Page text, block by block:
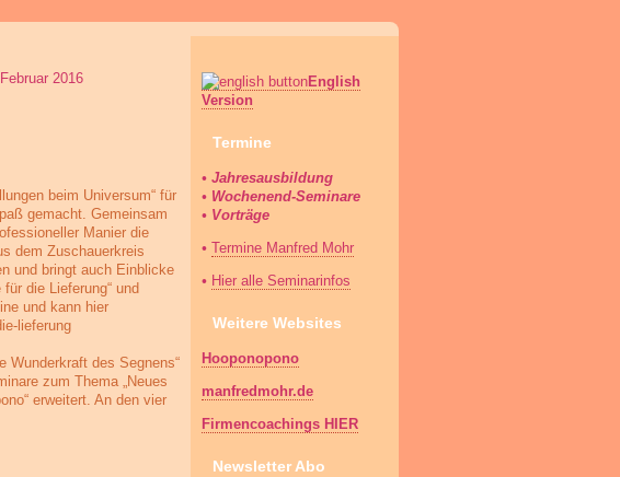
English
Version
Termine
• Jahresausbildung
• Wochenend-Seminare
• Vorträge
• Termine Manfred Mohr
• Hier alle Seminarinfos
Weitere Websites
Hooponopono
manfredmohr.de
Firmencoachings HIER
Newsletter Abo
2016
beim Universum“ für
gemacht. Gemeinsam
Manier die
dem Zuschauerkreis
und bringt auch Einblicke
die Lieferung“ und
und kann hier
lieferung
Wunderkraft des Segnens“
zum Thema „Neues
erweitert. An den vier